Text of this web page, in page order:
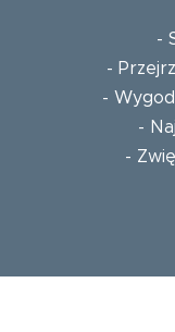
-
-
-
-
-